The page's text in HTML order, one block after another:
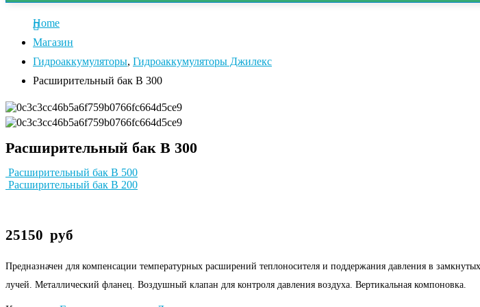
Home
Магазин
Гидроаккумуляторы, Гидроаккумуляторы Джилекс
Расширительный бак В 300
Расширительный бак В 300
Расширительный бак В 500
Расширительный бак В 200
25150 руб
Предназначен для компенсации температурных расширений теплоносителя и поддержания давления в
лучей. Металлический фланец. Воздушный клапан для контроля давления воздуха. Вертикальная компоновка.